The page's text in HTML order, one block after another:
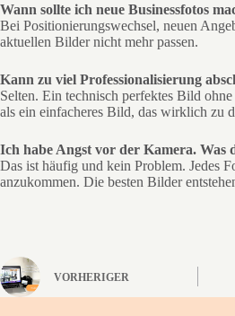
Wann sollte ich neue Businessfotos
Bei Positionierungswechsel, neuen
aktuellen Bilder nicht mehr passen.
Kann zu viel Professionalisierung
Selten. Ein technisch perfektes Bild
als ein einfacheres Bild, das wirklich zu
Ich habe Angst vor der Kamera. Was
Das ist häufig und kein Problem. Jedes
anzukommen. Die besten Bilder
VORHERIGER